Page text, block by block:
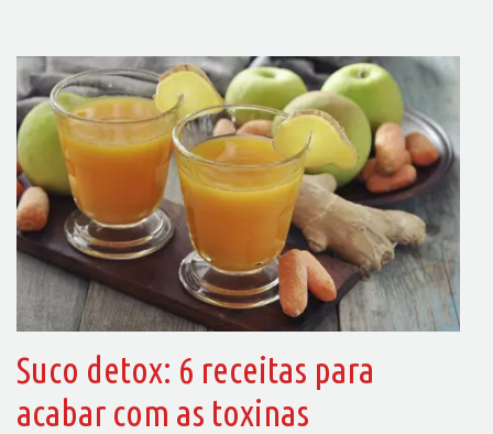
Suco detox: 6 receitas para
acabar com as toxinas